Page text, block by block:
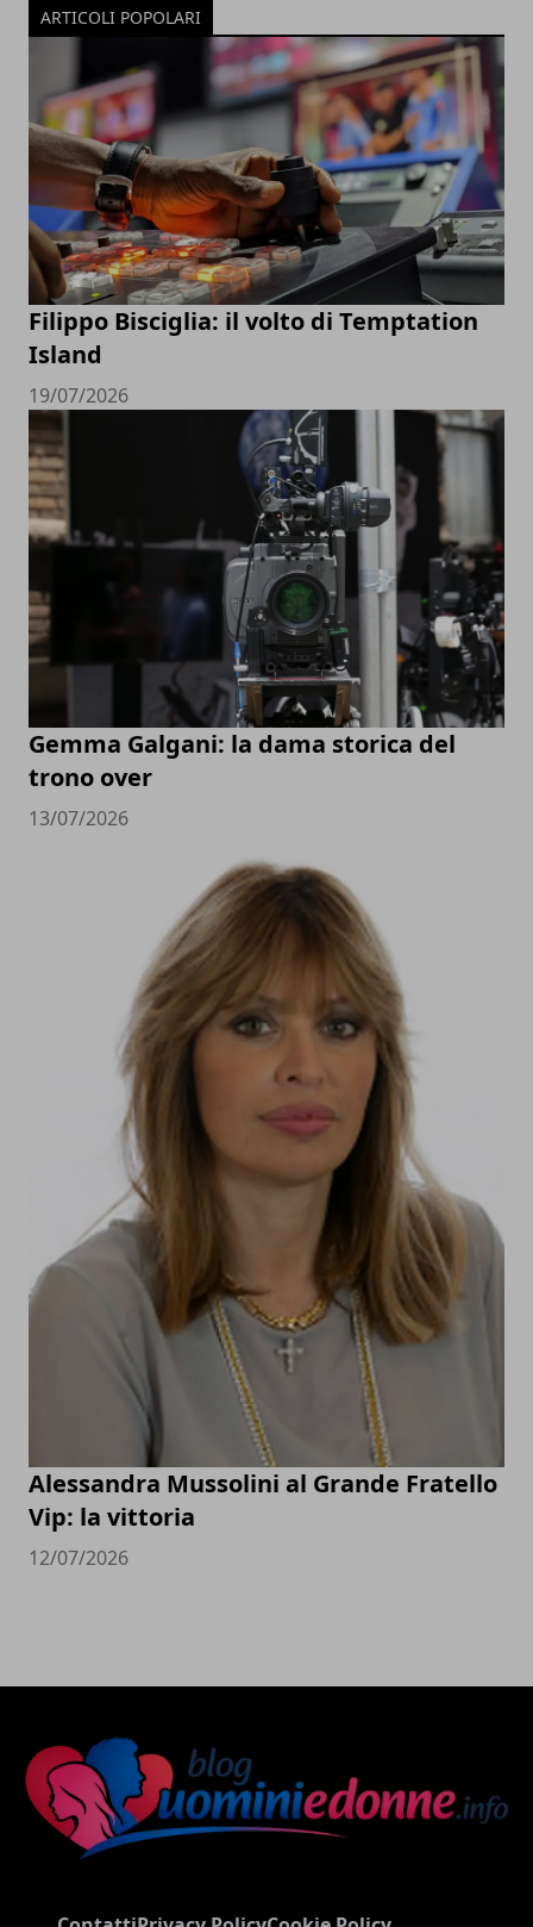
ARTICOLI POPOLARI
Filippo Bisciglia: il volto di Temptation
Island
19/07/2026
Gemma Galgani: la dama storica del
trono over
13/07/2026
Alessandra Mussolini al Grande Fratello
Vip: la vittoria
12/07/2026